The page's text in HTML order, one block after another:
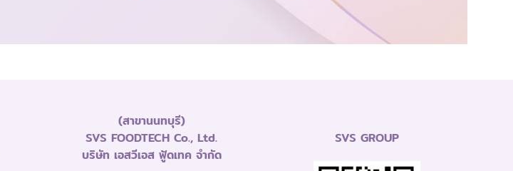
(สาขานนทบุรี)
SVS FOODTECH Co., Ltd.
บริษัท เอสวีเอส ฟู้ดเทค จำกัด
SVS GROUP